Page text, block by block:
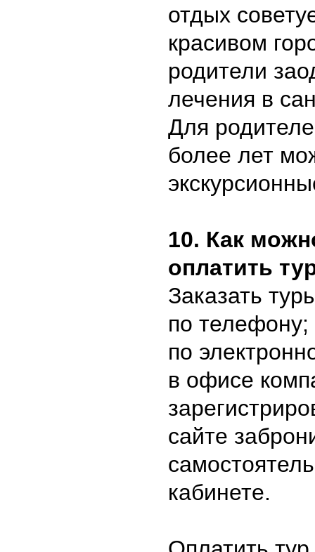
отдых
красивом
родители
лечения в
Для
более лет
10. Как
оплатить
Заказать
по телефону;
по
в офисе
сайте
кабинете.